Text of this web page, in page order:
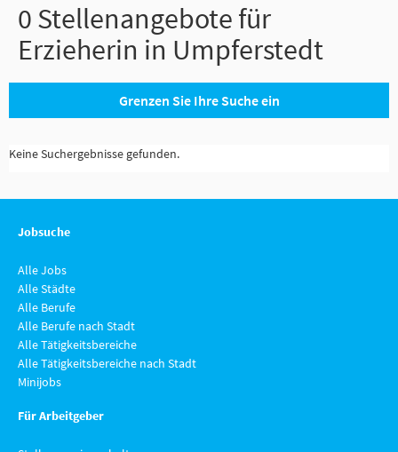
0 Stellenangebote für
Erzieherin in Umpferstedt
Grenzen Sie Ihre Suche ein
Keine Suchergebnisse gefunden.
Jobsuche
Alle Jobs
Alle Städte
Alle Berufe
Alle Berufe nach Stadt
Alle Tätigkeitsbereiche
Alle Tätigkeitsbereiche nach Stadt
Minijobs
Für Arbeitgeber